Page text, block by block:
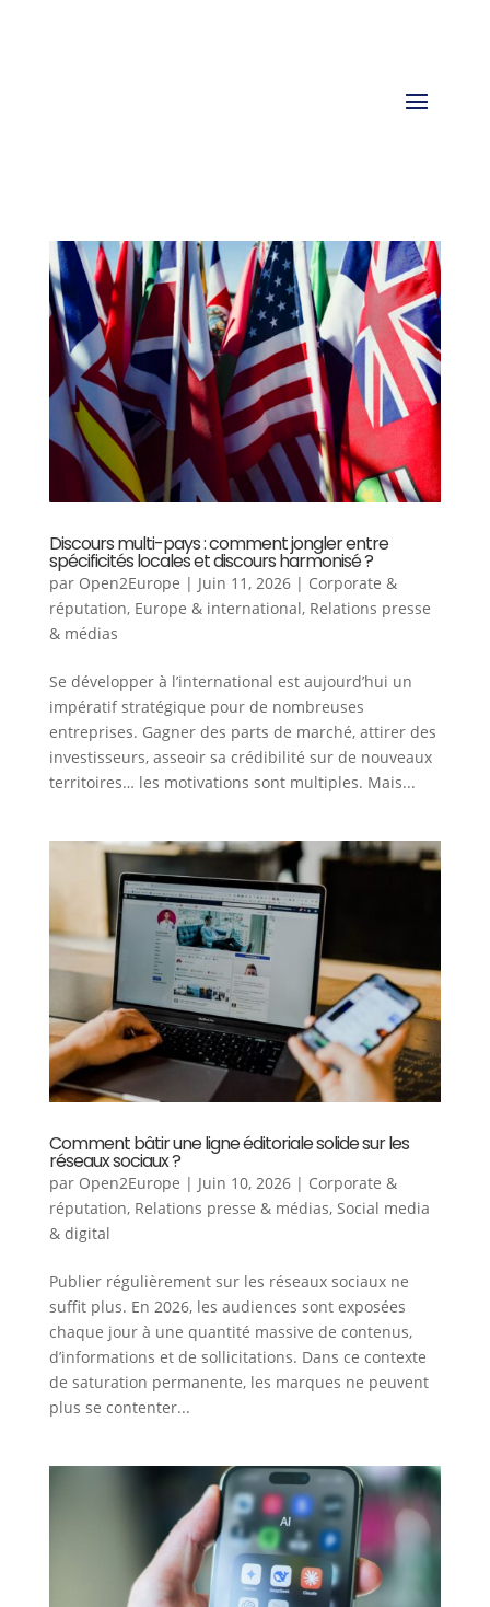
Discours multi-pays : comment jongler entre
spécificités locales et discours harmonisé ?
par Open2Europe | Juin 11, 2026| Corporate &
réputation, Europe & international, Relations presse
& médias
Se développer à l’international est aujourd’hui un
impératif stratégique pour de nombreuses
entreprises. Gagner des parts de marché, attirer des
investisseurs, asseoir sa crédibilité sur de nouveaux
territoires… les motivations sont multiples. Mais...
Comment bâtir une ligne éditoriale solide sur les
réseaux sociaux ?
par Open2Europe | Juin 10, 2026| Corporate &
réputation, Relations presse & médias, Social media
& digital
Publier régulièrement sur les réseaux sociaux ne
suffit plus. En 2026, les audiences sont exposées
chaque jour à une quantité massive de contenus,
d’informations et de sollicitations. Dans ce contexte
de saturation permanente, les marques ne peuvent
plus se contenter...